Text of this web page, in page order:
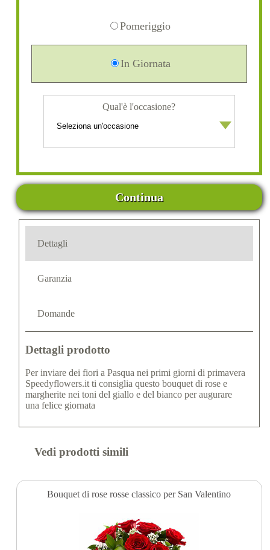
Pomeriggio
In Giornata
Qual'è l'occasione?
Continua
Dettagli
Garanzia
Domande
Dettagli prodotto
Per inviare dei fiori a Pasqua nei primi giorni di primavera
Speedyflowers.it ti consiglia questo bouquet di rose e
margherite nei toni del giallo e del bianco per augurare
una felice giornata
Vedi prodotti simili
Bouquet di rose rosse classico per San Valentino